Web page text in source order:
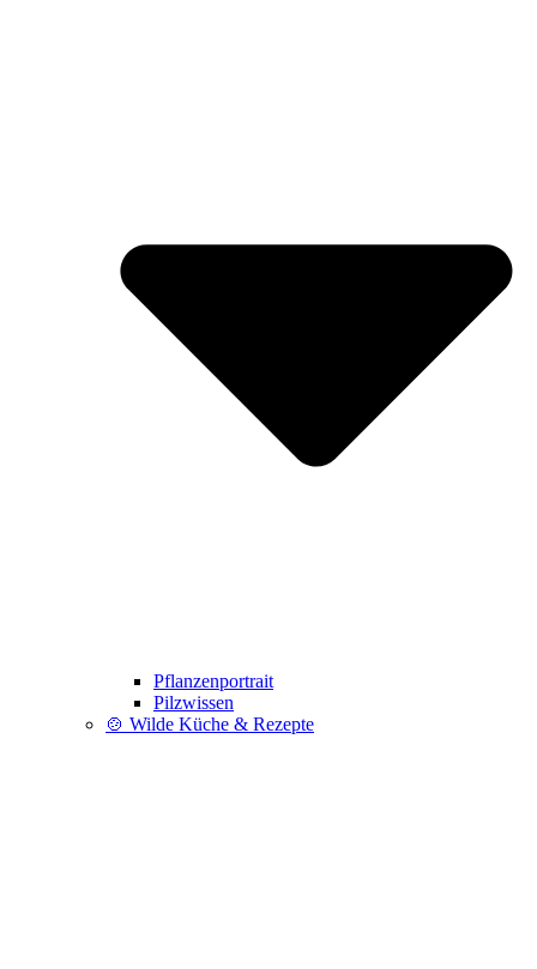
Pflanzenportrait
Pilzwissen
🍲 Wilde Küche & Rezepte